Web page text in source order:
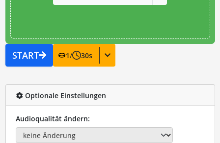
START 1/ 30s
Optionale Einstellungen
Audioqualität ändern: